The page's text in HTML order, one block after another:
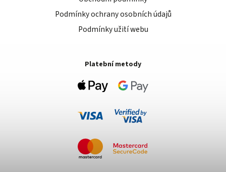
Podmínky ochrany osobních údajů
Podmínky užití webu
Platební metody